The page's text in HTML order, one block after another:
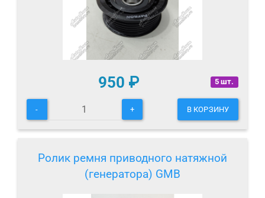
5 шт.
950 ₽
- + В КОРЗИНУ
Ролик ремня приводного натяжной
(генератора) GMB